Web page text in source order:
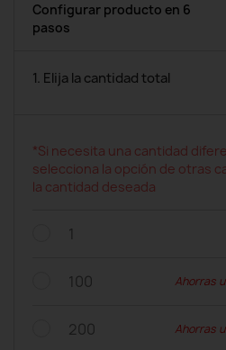
Configurar producto en 6
pasos
1. Elija la cantidad total
*Si necesita una cantidad
selecciona la opción de otras
la cantidad deseada
1
100 Ahorras
200 Ahorras